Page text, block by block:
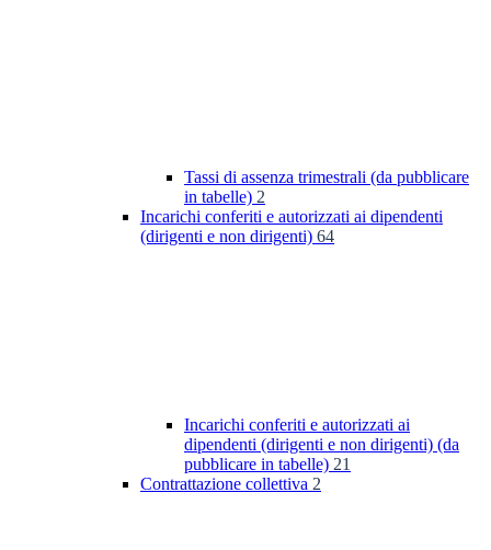
Tassi di assenza trimestrali (da pubblicare
in tabelle) 2
Incarichi conferiti e autorizzati ai dipendenti
(dirigenti e non dirigenti) 64
Incarichi conferiti e autorizzati ai
dipendenti (dirigenti e non dirigenti) (da
pubblicare in tabelle) 21
Contrattazione collettiva 2